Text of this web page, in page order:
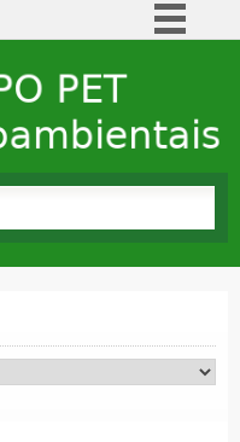
Comunica BR
Participe